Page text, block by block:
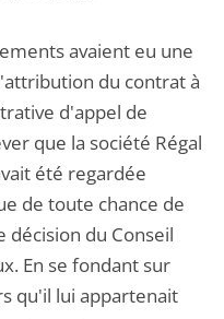
avaient eu une
du contrat à
d'appel de
que la société Régal
été regardée
de toute chance de
du Conseil
En se fondant sur
qu'il lui appartenait